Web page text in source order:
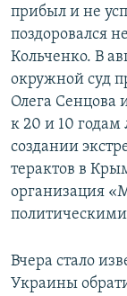
прибыл и не
поздоровался
Кольченко. В
окружной суд
Олега Сенцова
к 20 и 10
создании
терактов в
организация
Вчера стало
Украины